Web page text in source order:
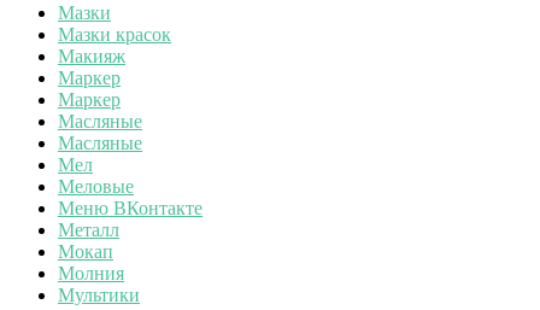
Мазки
Мазки красок
Макияж
Маркер
Маркер
Масляные
Масляные
Мел
Меловые
Меню ВКонтакте
Металл
Мокап
Молния
Мультики